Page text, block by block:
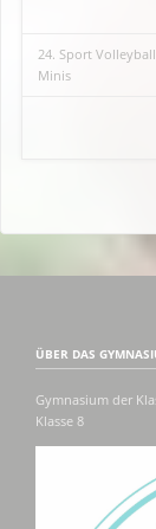
24. Sport Volleyball
Minis
ÜBER DAS
Gymnasium der
Klasse 8